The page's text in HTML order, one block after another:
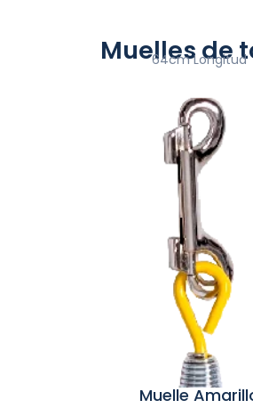
Muelles de
64cm Longitud
Muelle